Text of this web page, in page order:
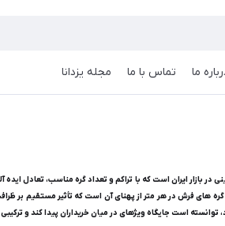
ما تماس با ما مجله یزدانا
یعنی چه باید گفت که این عدد نشان دهنده تعداد گره های فرش در هر متر از پهنای